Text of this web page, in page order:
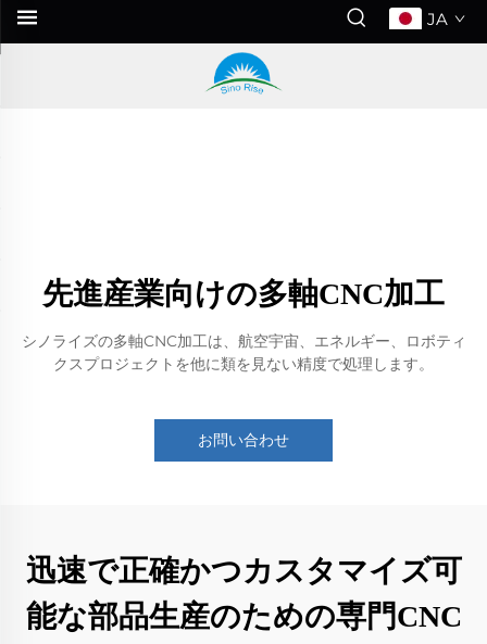
JA
先進産業向けの多軸CNC加工
シノライズの多軸CNC加工は、航空宇宙、エネルギー、ロボティ
クスプロジェクトを他に類を見ない精度で処理します。
お問い合わせ
迅速で正確かつカスタマイズ可
能な部品生産のための専門CNC